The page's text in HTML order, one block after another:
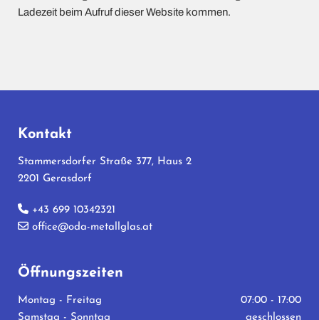
Ladezeit beim Aufruf dieser Website kommen.
Kontakt
Stammersdorfer Straße 377, Haus 2
2201 Gerasdorf
 +43 699 10342321
 office@oda-metallglas.at
Öffnungszeiten
Montag - Freitag
07:00 - 17:00
Samstag - Sonntag
geschlossen